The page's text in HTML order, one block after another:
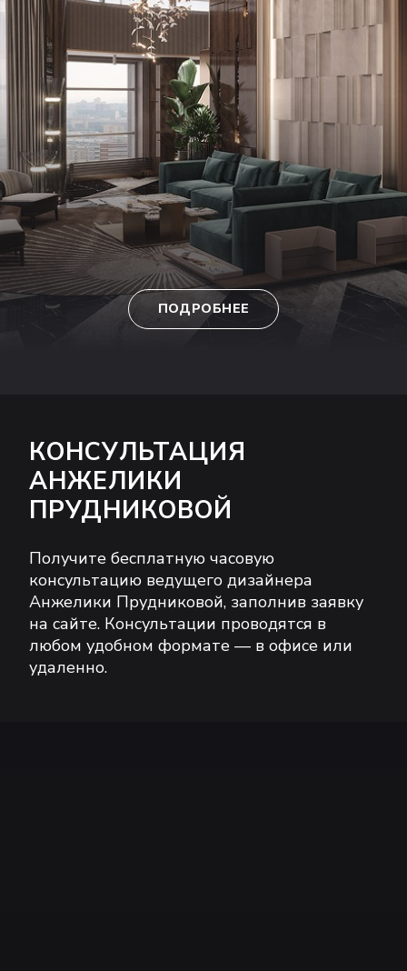
ПОДРОБНЕЕ
КОНСУЛЬТАЦИЯ
АНЖЕЛИКИ
ПРУДНИКОВОЙ
Получите бесплатную часовую
консультацию ведущего дизайнера
Анжелики Прудниковой, заполнив заявку
на сайте. Консультации проводятся в
любом удобном формате — в офисе или
удаленно.